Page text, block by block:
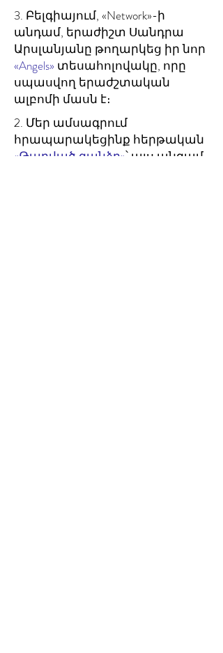
3. Բելգիայում, «Network»-ի
անդամ, երաժիշտ Սանդրա
Արսլանյանը թողարկեց իր նոր
«Angels» տեսահոլովակը, որը
սպասվող երաժշտական
ալբոմի մասն է։
2. Մեր ամսագրում
հրապարակեցինք հերթական
«Թաղված գանձը»՝ այս անգամ